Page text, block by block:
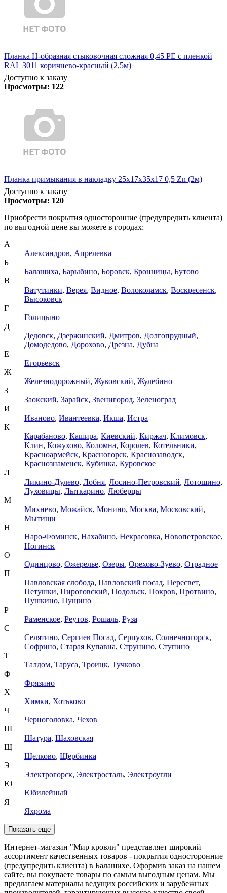
Планка Н-образная стыковочная сложная 0,45 PE с пленкой
RAL 3011 коричнево-красный (2,5м)
Доступно к заказу
Просмотры: 122
Планка примыкания в накладку 25х17х35х17 0,5 Zn (2м)
Доступно к заказу
Просмотры: 120
Приобрести покрытия односторонние (предупредить клиента)
по выгодной цене вы можете в городах:
А
Александров, Апрелевка
Б
Балашиха, Барыбино, Боровск, Бронницы, Бутово
В
Ватутинки, Верея, Видное, Волоколамск, Воскресенск,
Высоковск
Г
Голицыно
Д
Дедовск, Дзержинский, Дмитров, Долгопрудный,
Домодедово, Дорохово, Дрезна, Дубна
Е
Егорьевск
Ж
Железнодорожный, Жуковский, Жулебино
З
Заокский, Зарайск, Звенигород, Зеленоград
И
Иваново, Ивантеевка, Икша, Истра
К
Карабаново, Кашира, Киевский, Киржач, Климовск,
Клин, Кожухово, Коломна, Королев, Котельники,
Красноармейск, Красногорск, Краснозаводск,
Краснознаменск, Кубинка, Куровское
Л
Ликино-Дулево, Лобня, Лосино-Петровский, Лотошино,
Луховицы, Лыткарино, Люберцы
М
Михнево, Можайск, Монино, Москва, Московский,
Мытищи
Н
Наро-Фоминск, Нахабино, Некрасовка, Новопетровское,
Ногинск
О
Одинцово, Ожерелье, Озеры, Орехово-Зуево, Отрадное
П
Павловская слобода, Павловский посад, Пересвет,
Петушки, Пироговский, Подольск, Покров, Протвино,
Пушкино, Пущино
Р
Раменское, Реутов, Рошаль, Руза
С
Селятино, Сергиев Посад, Серпухов, Солнечногорск,
Софрино, Старая Купавна, Струнино, Ступино
Т
Талдом, Таруса, Троицк, Тучково
Ф
Фрязино
Х
Химки, Хотьково
Ч
Черноголовка, Чехов
Ш
Шатура, Шаховская
Щ
Щелково, Щербинка
Э
Электрогорск, Электросталь, Электроугли
Ю
Юбилейный
Я
Яхрома
Показать еще
Интернет-магазин "Мир кровли" представляет широкий
ассортимент качественных товаров - покрытия односторонние
(предупредить клиента) в Балашихе. Оформив заказ на нашем
сайте, вы покупаете товары по самым выгодным ценам. Мы
предлагаем материалы ведущих российских и зарубежных